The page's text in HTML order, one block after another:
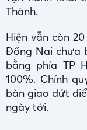
Thành.
Hiện vẫn còn
Đồng Nai chưa
bằng phía TP
100%. Chính
bàn giao dứt
ngày tới.